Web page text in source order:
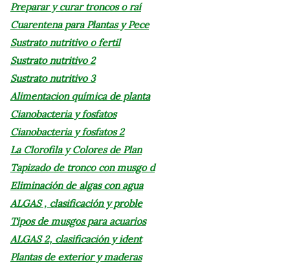
Preparar y curar troncos o raí
Cuarentena para Plantas y Pece
Sustrato nutritivo o fertil
Sustrato nutritivo 2
Sustrato nutritivo 3
Alimentacion química de planta
Cianobacteria y fosfatos
Cianobacteria y fosfatos 2
La Clorofila y Colores de Plan
Tapizado de tronco con musgo d
Eliminación de algas con agua
ALGAS , clasificación y proble
Tipos de musgos para acuarios
ALGAS 2, clasificación y ident
Plantas de exterior y maderas